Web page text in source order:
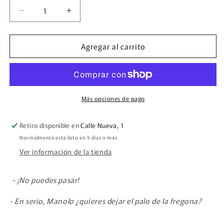
Reducir
cantidad
para
&quot;Círculo
protección&quot;
Aumentar
cantidad
para
Marcador
&quot;Círculo
protección&quot;
Agregar al carrito
Más opciones de pago
Retiro disponible enCalle Nueva, 1
Normalmente está listo en 5 días o más
Ver información de la tienda
- ¡No puedes pasar!
- En serio, Manolo ¿quieres dejar el palo de la fregona?